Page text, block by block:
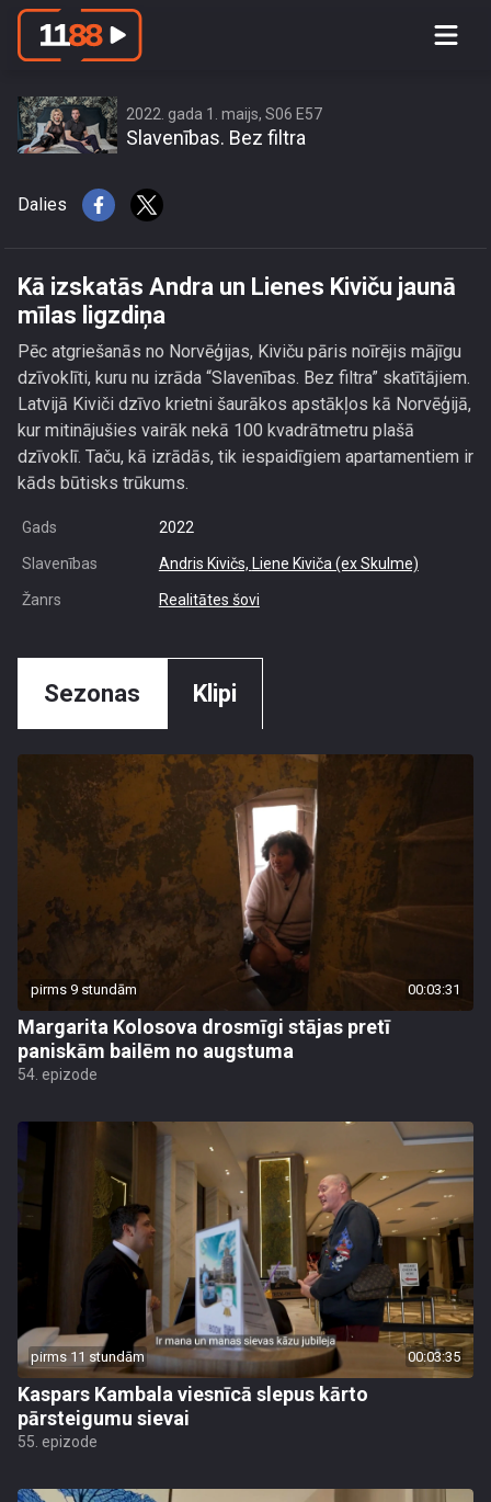
Kā izskatās Andra un Lienes Kiviču
2022. gada 1. maijs, S06 E57
Slavenības. Bez filtra
Dalies
Kā izskatās Andra un Lienes Kiviču jaunā
mīlas ligzdiņa
Pēc atgriešanās no Norvēģijas, Kiviču pāris noīrējis mājīgu
dzīvoklīti, kuru nu izrāda “Slavenības. Bez filtra” skatītājiem.
Latvijā Kiviči dzīvo krietni šaurākos apstākļos kā Norvēģijā,
kur mitinājušies vairāk nekā 100 kvadrātmetru plašā
dzīvoklī. Taču, kā izrādās, tik iespaidīgiem apartamentiem ir
kāds būtisks trūkums.
Gads 2022
Slavenības Andris Kivičs, Liene Kiviča (ex Skulme)
Žanrs Realitātes šovi
Sezonas Klipi
pirms 9 stundām 00:03:31
Margarita Kolosova drosmīgi stājas pretī
paniskām bailēm no augstuma
54. epizode
pirms 11 stundām 00:03:35
Kaspars Kambala viesnīcā slepus kārto
pārsteigumu sievai
55. epizode